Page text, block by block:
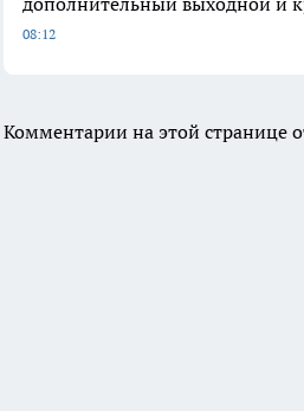
08:12
Комментарии на этой странице